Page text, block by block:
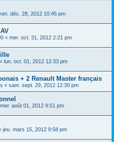
déc. 28, 2012 10:45 pm
« mer. oct. 31, 2012 2:21 pm
« lun. oct. 01, 2012 12:33 pm
+ 2 Renault Master français
« sam. sept. 29, 2012 12:30 pm
mer. août 01, 2012 9:51 pm
jeu. mars 15, 2012 9:58 pm